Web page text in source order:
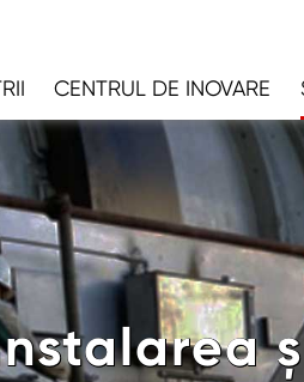
CENTRUL DE INOVARE